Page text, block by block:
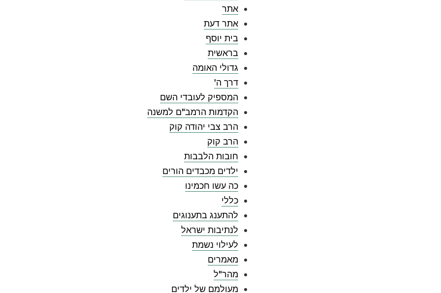
אתר
אתר דעת
בית יוסף
בראשית
גדולי האומה
דרך ה'
המספיק לעובדי השם
הקדמות הרמב"ם למשנה
הרב צבי יהודה קוק
הרב קוק
חובות הלבבות
ילדים מכבדים הורים
כה עשו חכמינו
כללי
להתענג בתענוגים
לנתיבות ישראל
לעילוי נשמת
מאמרים
מהר"ל
מעולמם של ילדים